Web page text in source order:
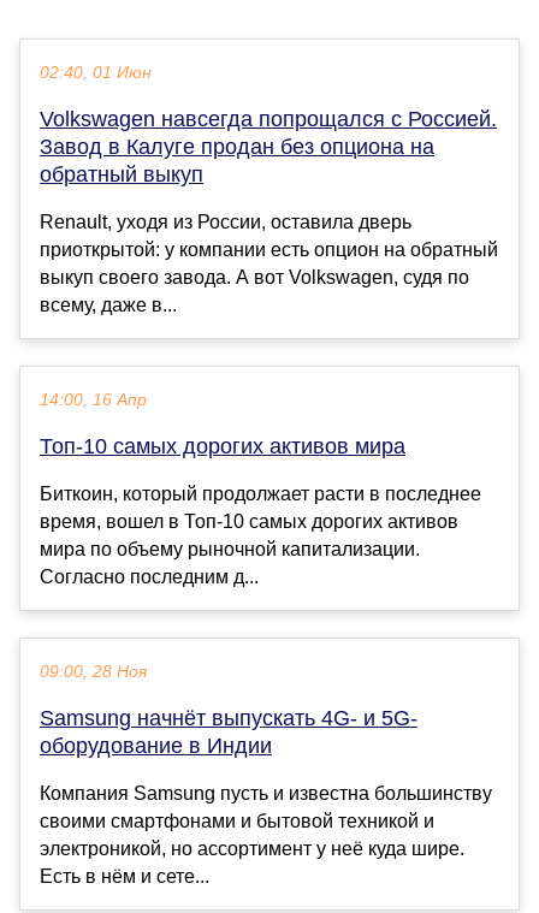
02:40, 01 Июн
Volkswagen навсегда попрощался с Россией.
Завод в Калуге продан без опциона на
обратный выкуп
Renault, уходя из России, оставила дверь
приоткрытой: у компании есть опцион на обратный
выкуп своего завода. А вот Volkswagen, судя по
всему, даже в...
14:00, 16 Апр
Топ-10 самых дорогих активов мира
Биткоин, который продолжает расти в последнее
время, вошел в Топ-10 самых дорогих активов
мира по объему рыночной капитализации.
Согласно последним д...
09:00, 28 Ноя
Samsung начнёт выпускать 4G- и 5G-
оборудование в Индии
Компания Samsung пусть и известна большинству
своими смартфонами и бытовой техникой и
электроникой, но ассортимент у неё куда шире.
Есть в нём и сете...